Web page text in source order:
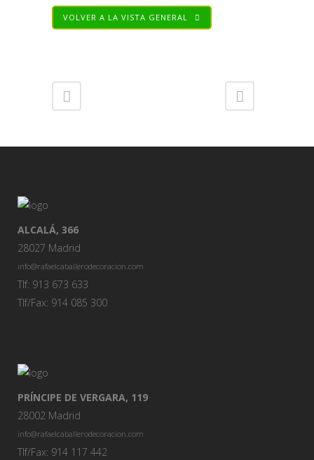
VOLVER A LA VISTA GENERAL
ALCALÁ, 366
28027 Madrid
info@rafaelcaballerodecoracion.com
Tlf: 913 673 633
Tlf/Fax: 914 085 300
PRÍNCIPE DE VERGARA, 119
28002 Madrid
info@rafaelcaballerodecoracion.com
Tlf/Fax: 914 117 442